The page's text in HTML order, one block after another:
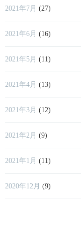
2021年7月 (27)
2021年6月 (16)
2021年5月 (11)
2021年4月 (13)
2021年3月 (12)
2021年2月 (9)
2021年1月 (11)
2020年12月 (9)